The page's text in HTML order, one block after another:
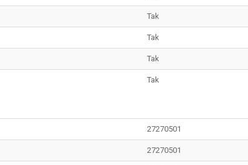
Tak
Tak
Tak
Tak
27270501
27270501